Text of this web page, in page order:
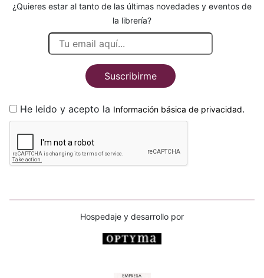
¿Quieres estar al tanto de las últimas novedades y eventos de
la librería?
Suscribirme
He leido y acepto la Información básica de privacidad.
Hospedaje y desarrollo por